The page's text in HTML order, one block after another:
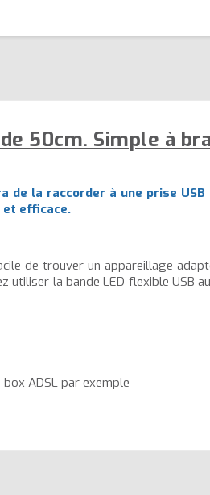
50cm. Simple à
la raccorder à une prise USB
efficace.
de trouver un appareillage
utiliser la bande LED flexible USB
ADSL par exemple